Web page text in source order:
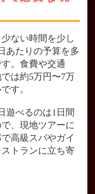
ない時間を少し
あたりの予算を多
。食費や交通
は約5万円〜7万
す。
遊べるのは1日間
、現地ツアーに
高級スパやガイ
トランに立ち寄